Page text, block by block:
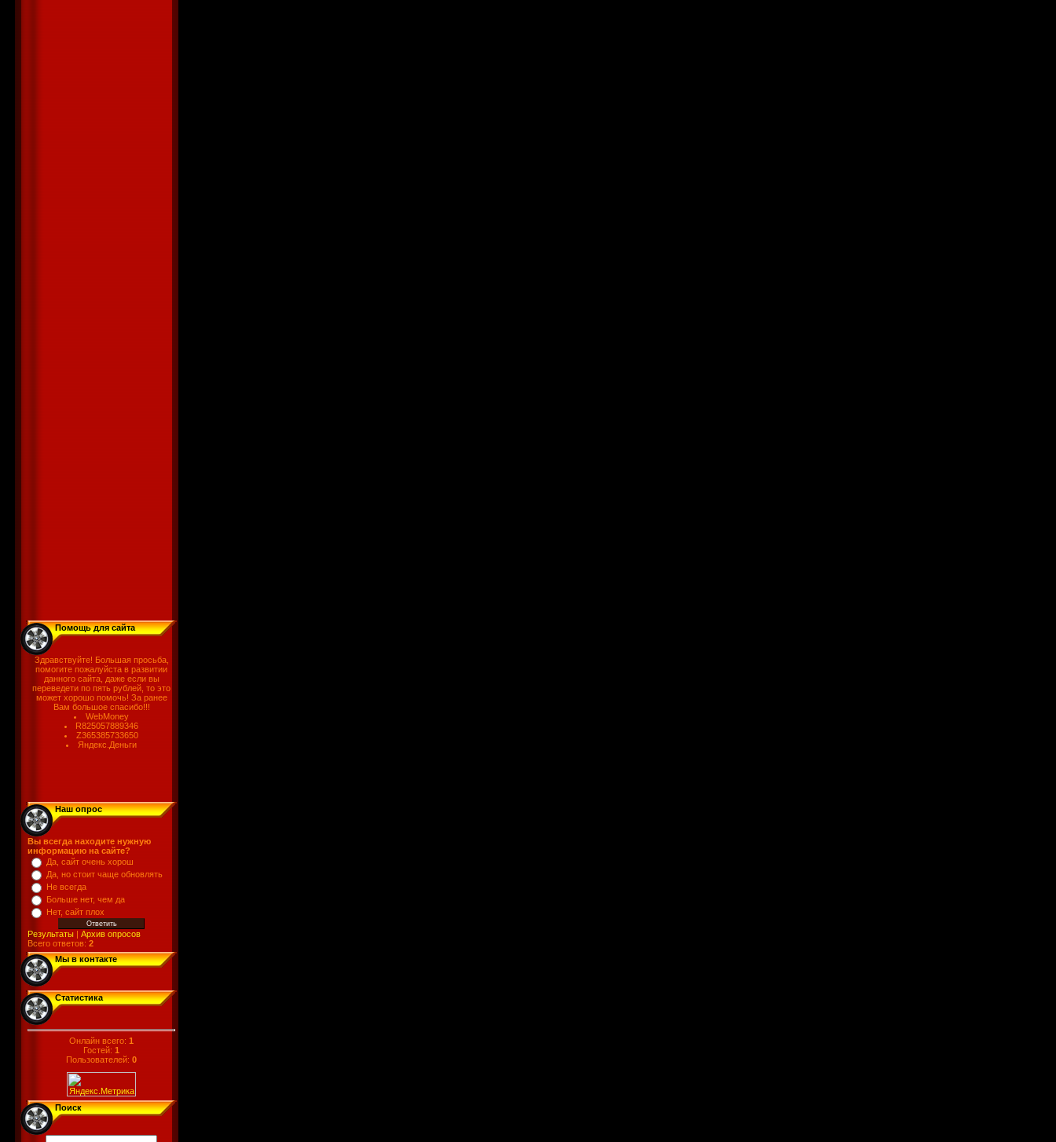
Помощь для сайта
Здравствуйте! Большая просьба,
помогите пожалуйста в развитии
данного сайта, даже если вы
переведети по пять рублей, то это
может хорошо помочь! За ранее
Вам большое спасибо!!!
WebMoney
R825057889346
Z365385733650
Яндекс.Деньги
Наш опрос
Вы всегда находите нужную
информацию на сайте?
Да, сайт очень хорош
Да, но стоит чаще обновлять
Не всегда
Больше нет, чем да
Нет, сайт плох
Результаты | Архив опросов
Всего ответов: 2
Мы в контакте
Статистика
Онлайн всего: 1
Гостей: 1
Пользователей: 0
Поиск